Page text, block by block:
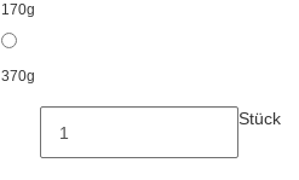
170g
370g
Stück